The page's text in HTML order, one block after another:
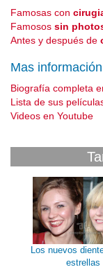
Famosas con
Famosos sin
Antes y después de
Mas
Biografía completa
Lista de sus
Videos en Youtube
Los nuevos
estrellas